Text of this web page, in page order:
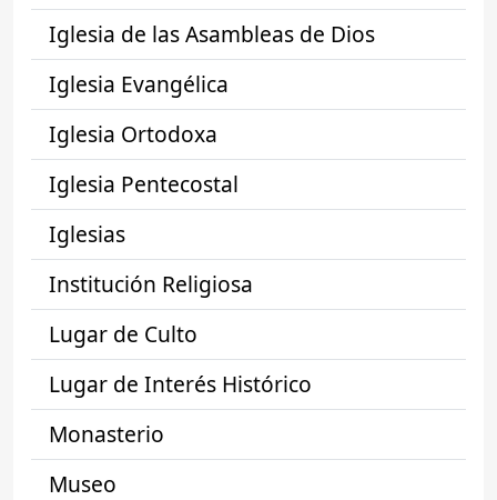
Iglesia de las Asambleas de Dios
Iglesia Evangélica
Iglesia Ortodoxa
Iglesia Pentecostal
Iglesias
Institución Religiosa
Lugar de Culto
Lugar de Interés Histórico
Monasterio
Museo